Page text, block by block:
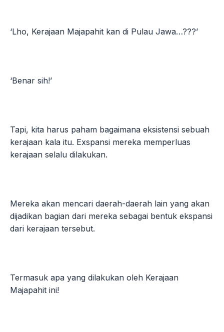
‘Lho, Kerajaan Majapahit kan di Pulau Jawa…???’
‘Benar sih!’
Tapi, kita harus paham bagaimana eksistensi sebuah
kerajaan kala itu. Exspansi mereka memperluas
kerajaan selalu dilakukan.
Mereka akan mencari daerah-daerah lain yang akan
dijadikan bagian dari mereka sebagai bentuk ekspansi
dari kerajaan tersebut.
Termasuk apa yang dilakukan oleh Kerajaan
Majapahit ini!